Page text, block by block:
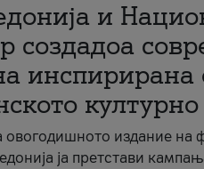
и
создадоа
инспирирана
овогодишното издание на
ја претстави